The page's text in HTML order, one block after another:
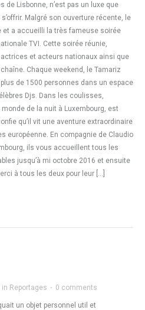
de Lisbonne, n’est pas un luxe que
Malgré son ouverture récente, le
et a accueilli la très fameuse soirée
TVI. Cette soirée réunie,
et acteurs nationaux ainsi que
Chaque weekend, le Tamariz
de 1500 personnes dans un espace
Djs. Dans les coulisses,
de la nuit à Luxembourg, est
qu’il vit une aventure extraordinaire
européenne. En compagnie de Claudio
ils vous accueillent tous les
jusqu’à mi octobre 2016 et ensuite
à tous les deux pour leur […]
in Reportages · 0 comments
un objet personnel util et